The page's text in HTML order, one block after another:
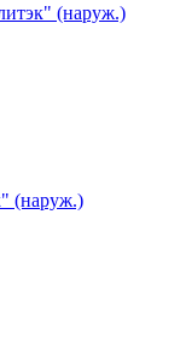
(наруж.)
(наруж.)